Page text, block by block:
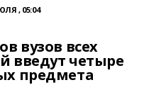
, 05:04
вузов всех
введут четыре
предмета